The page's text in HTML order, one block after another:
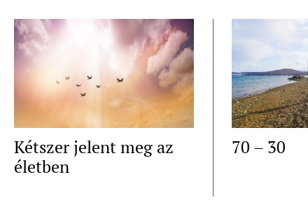
Kétszer jelent meg az
életben
70 – 30